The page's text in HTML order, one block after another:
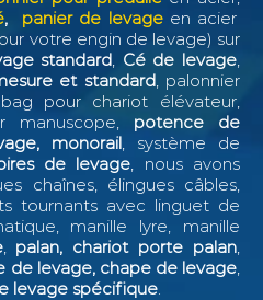
, panier de levage en acier
votre engin de levage) sur
standard, Cé de levage,
et standard, palonnier
pour chariot élévateur,
manuscope, potence de
monorail, système de
de levage, nous avons
chaînes, élingues câbles,
tournants avec linguet de
manille lyre, manille
, palan, chariot porte palan,
de levage, chape de levage,
levage spécifique.